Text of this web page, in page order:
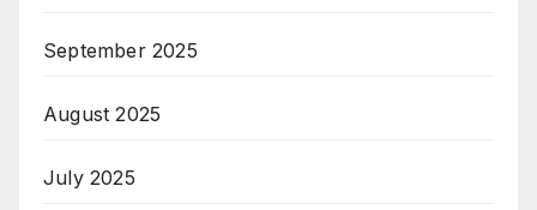
September 2025
August 2025
July 2025